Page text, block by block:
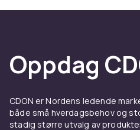
trygt online med rask
Utforsk hele
Nettverkskot &
kjøp
hos CDON
Nettverkskot &
Oppdag
CDON er Nordens ledende
både små hverdagsbehov og
stadig større utvalg av